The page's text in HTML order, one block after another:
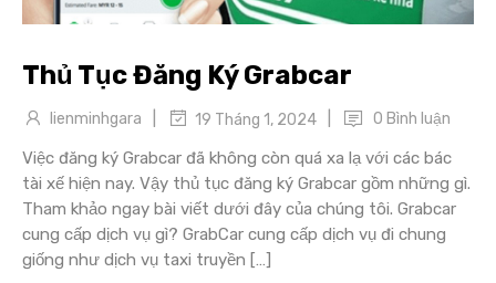
Thủ Tục Đăng Ký Grabcar
lienminhgara 19 Tháng 1, 2024 0 Bình luận
Việc đăng ký Grabcar đã không còn quá xa lạ với các bác
tài xế hiện nay. Vậy thủ tục đăng ký Grabcar gồm những gì.
Tham khảo ngay bài viết dưới đây của chúng tôi. Grabcar
cung cấp dịch vụ gì? GrabCar cung cấp dịch vụ đi chung
giống như dịch vụ taxi truyền […]